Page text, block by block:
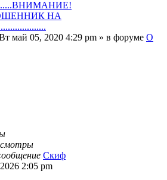
НА
май 05, 2020 4:29 pm » в форуме О
Скиф
2:05 pm